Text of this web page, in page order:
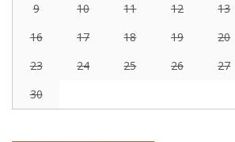
9
10 11 12 13
16
17 18 19 20
23
24 25 26 27
30